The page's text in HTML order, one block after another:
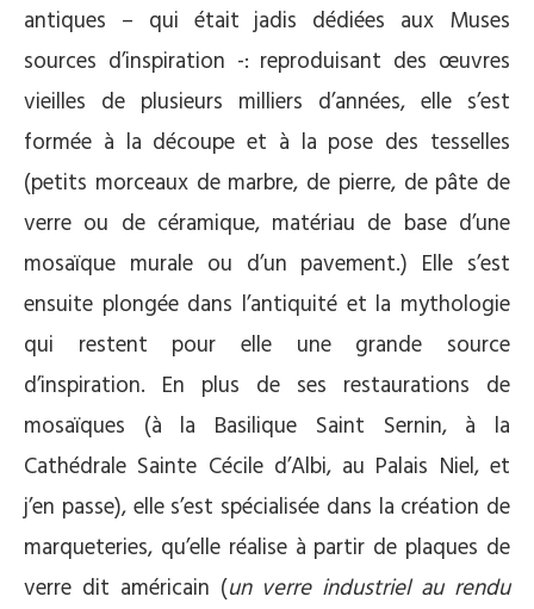
antiques – qui était jadis dédiées aux Muses
sources d’inspiration -: reproduisant des œuvres
vieilles de plusieurs milliers d’années, elle s’est
formée à la découpe et à la pose des tesselles
(petits morceaux de marbre, de pierre, de pâte de
verre ou de céramique, matériau de base d’une
mosaïque murale ou d’un pavement.) Elle s’est
ensuite plongée dans l’antiquité et la mythologie
qui restent pour elle une grande source
d’inspiration. En plus de ses restaurations de
mosaïques (à la Basilique Saint Sernin, à la
Cathédrale Sainte Cécile d’Albi, au Palais Niel, et
j’en passe), elle s’est spécialisée dans la création de
marqueteries, qu’elle réalise à partir de plaques de
verre dit américain (un verre industriel au rendu